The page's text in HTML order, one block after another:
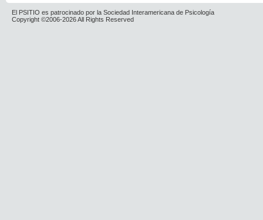
El PSITIO es patrocinado por la Sociedad Interamericana de Psicología
Copyright ©2006-2026 All Rights Reserved